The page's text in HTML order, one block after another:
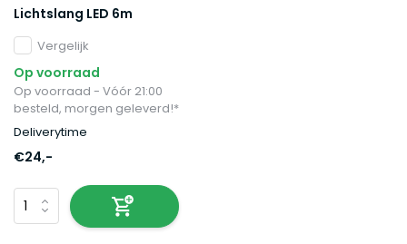
Lichtslang LED 6m
Vergelijk
Op voorraad
Op voorraad - Vóór 21:00
besteld, morgen geleverd!*
Deliverytime
€24,-